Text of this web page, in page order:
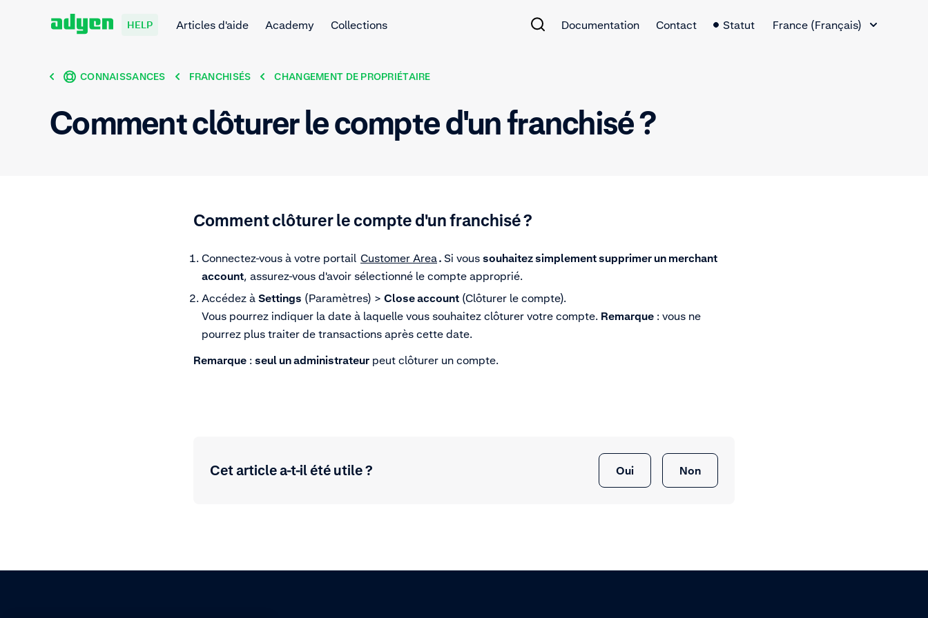
HELP Articles d'aide Academy Collections Documentation Contact Statut
France (Français)
CONNAISSANCES FRANCHISÉS CHANGEMENT DE PROPRIÉTAIRE
Comment clôturer le compte d'un franchisé ?
Comment clôturer le compte d'un franchisé ?
Connectez-vous à votre portail Customer Area. Si vous souhaitez simplement supprimer un merchant
account, assurez-vous d'avoir sélectionné le compte approprié.
Accédez à Settings (Paramètres) > Close account (Clôturer le compte).
Vous pourrez indiquer la date à laquelle vous souhaitez clôturer votre compte. Remarque : vous ne
pourrez plus traiter de transactions après cette date.
Remarque : seul un administrateur peut clôturer un compte.
Cet article a-t-il été utile ? Oui Non